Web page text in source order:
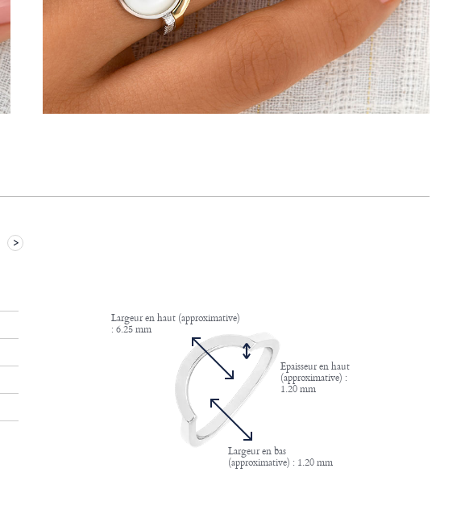
Largeur en haut (approximative)
: 6.25 mm
Epaisseur en haut
(approximative) :
1.20 mm
Largeur en bas
(approximative) : 1.20 mm